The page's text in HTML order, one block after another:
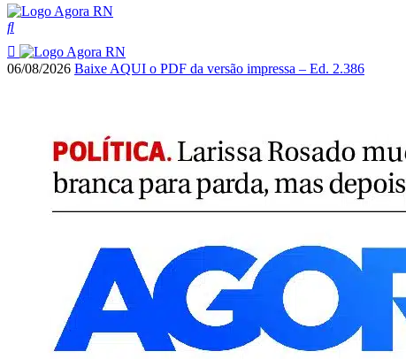
06/08/2026 Baixe AQUI o PDF da versão impressa – Ed. 2.386